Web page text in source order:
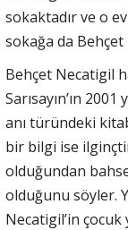
sokaktadır ve o
sokağa da
Behçet Necatigil
Sarısayın’ın 2001
anı türündeki
bir bilgi ise
olduğundan
olduğunu söyler.
Necatigil’in çocuk